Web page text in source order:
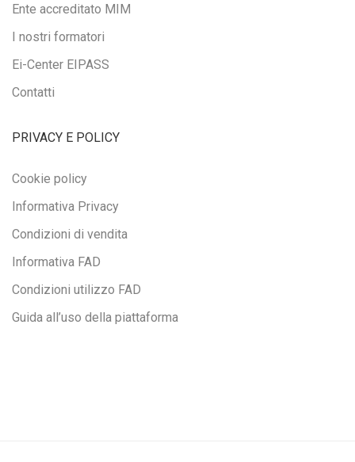
Ente accreditato MIM
I nostri formatori
Ei-Center EIPASS
Contatti
PRIVACY E POLICY
Cookie policy
Informativa Privacy
Condizioni di vendita
Informativa FAD
Condizioni utilizzo FAD
Guida all’uso della piattaforma